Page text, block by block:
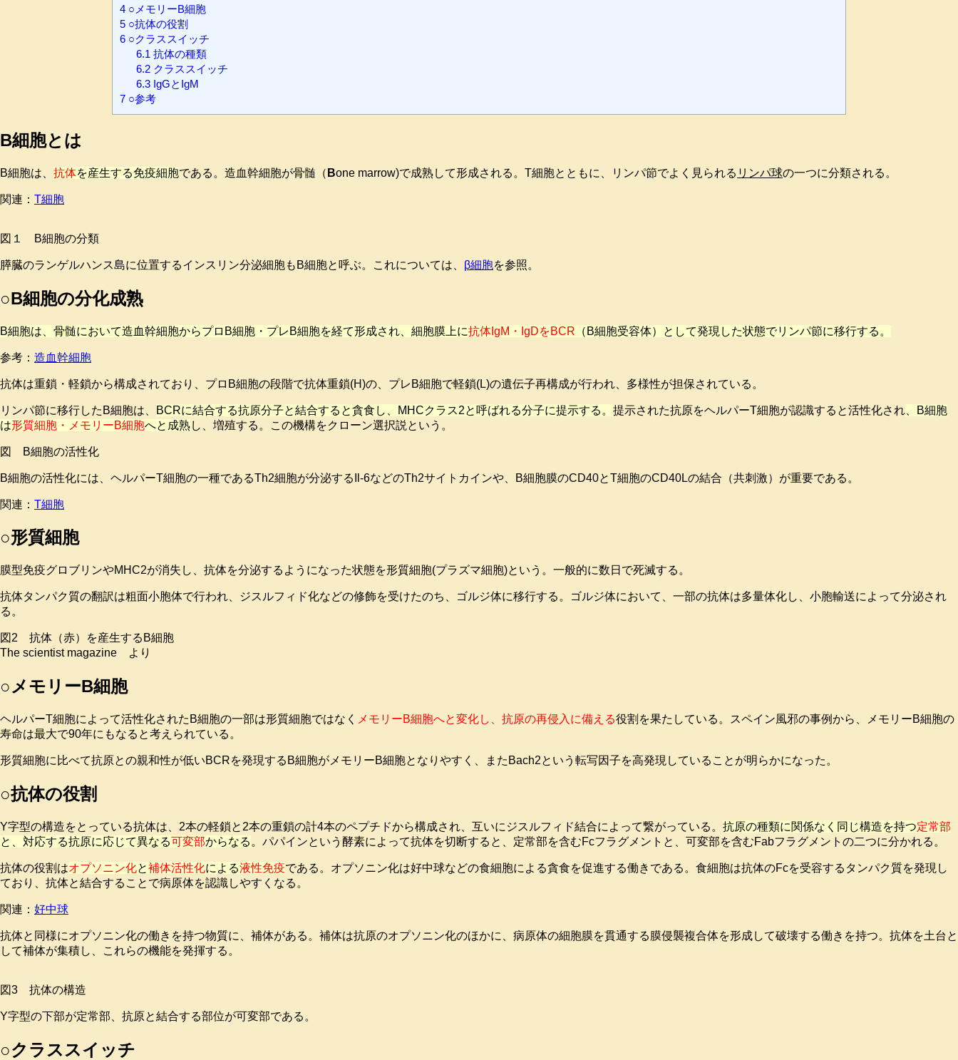
4 ○メモリーB細胞
5 ○抗体の役割
6 ○クラススイッチ
6.1 抗体の種類
6.2クラススイッチ
6.3IgGとIgM
7 ○参考
B細胞とは
B細胞は、 抗体を産生する免疫細胞である。造血幹細胞が骨髄（ Bone marrow)で成熟して形成される。T細胞とともに、リンパ節でよく見られる リンパ球の一つに分類される。
関連： T細胞
図１ B細胞の分類
膵臓のランゲルハンス島に位置するインスリン分泌細胞もB細胞と呼ぶ。これについては、 β細胞を参照。
○B細胞の分化成熟
B細胞は、骨髄において造血幹細胞からプロB細胞・プレB細胞を経て形成され、細胞膜上に抗体IgM・IgDをBCR （B細胞受容体）として発現した状態でリンパ節に移行する。
参考： 造血幹細胞
抗体は重鎖・軽鎖から構成されており、プロB細胞の段階で抗体重鎖(H)の、プレB細胞で軽鎖(L)の遺伝子再構成が行われ、多様性が担保されている。
リンパ節に移行したB細胞は、 BCRに結合する抗原分子と結合すると貪食し、MHCクラス2と呼ばれる分子に提示する。 提示された抗原をヘルパーT細胞が認識すると活性化され 、B細胞
は形質細胞・メモリーB細胞へと成熟し、増殖する。この機構をクローン選択説という。
図 B細胞の活性化
B細胞の活性化には、ヘルパーT細胞の一種であるTh2細胞が分泌するIl-6などのTh2サイトカインや、B細胞膜のCD40とT細胞のCD40Lの結合（共刺激）が重要である。
関連： T細胞
○形質細胞
膜型免疫グロブリンやMHC2が消失し、抗体を分泌するようになった状態を形質細胞(プラズマ細胞)という。一般的に数日で死滅する。
抗体タンパク質の翻訳は粗面小胞体で行われ、ジスルフィド化などの修飾を受けたのち、ゴルジ体に移行する。ゴルジ体において、一部の抗体は多量体化し、小胞輸送によって分泌され
る。
図2 抗体（赤）を産生するB細胞
The scientist magazine より
○メモリーB細胞
ヘルパーT細胞によって活性化されたB細胞の一部は形質細胞ではなく メモリーB細胞へと変化し、抗原の再侵入に備える役割を果たしている。スペイン風邪の事例から、メモリーB細胞の
寿命は最大で90年にもなると考えられている。
形質細胞に比べて抗原との親和性が低いBCRを発現するB細胞がメモリーB細胞となりやすく、またBach2という転写因子を高発現していることが明らかになった。
○抗体の役割
Y字型の構造をとっている抗体は、2本の軽鎖と2本の重鎖の計4本のペプチドから構成され、互いにジスルフィド結合によって繋がっている。 抗原の種類に関係なく同じ構造を持つ定常部
と、対応する抗原に応じて異なる可変部からなる 。パパインという酵素によって抗体を切断すると、定常部を含むFcフラグメントと、可変部を含むFabフラグメントの二つに分かれる。
抗体の役割はオプソニン化と補体活性化による液性免疫である。オプソニン化は好中球などの食細胞による貪食を促進する働きである。食細胞は抗体のFcを受容するタンパク質を発現し
ており、抗体と結合することで病原体を認識しやすくなる。
関連： 好中球
抗体と同様にオプソニン化の働きを持つ物質に、補体がある。補体は抗原のオプソニン化のほかに、病原体の細胞膜を貫通する膜侵襲複合体を形成して破壊する働きを持つ。抗体を土台と
して補体が集積し、これらの機能を発揮する。
図3 抗体の構造
Y字型の下部が定常部、抗原と結合する部位が可変部である。
○クラススイッチ